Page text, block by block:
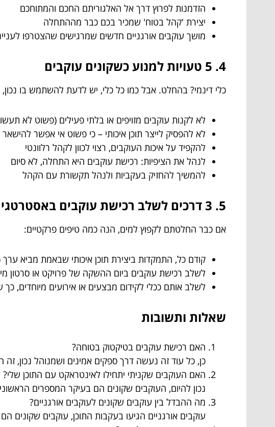
הזדמנות לפרוץ דרך אל האלגוריתם החכם והמתוחכם
יצירת 'קהל בטוח' שמכיר בכם כבר מההתחלה
מושך עוקבים אורגניים חדשים שמרגישים שהצטרפו
4. 5 טעויות למנוע כשקונים עוקבים
כלי דינמי? בהחלט. אבל כמו כל כלי, יש לדעת להשתמש בו
לא לקנות עוקבים מזויפים או בלתי פעילים (פשוט לא
לא להפסיק לייצר תוכן איכותי – כי פשוט אי אפשר
להקפיד על איכות העוקבים, רצוי לכוון לקהל רלוונטי
לנהל את הציפיות: רכישת עוקבים היא התחלה, לא סיום
להמשיך להחזיק בעקביות ולנהל תקשורת עם הקהל
5. 3 דרכים לשלב רכישת עוקבים באסטרטגיה שלכם
אם כבר החלטתם לקפוץ למים, הנה כמה טיפים פרקטיים:
קודם כל, התמקדות ביצירת תוכן איכותי שבאמת מביא ערך
לשלב רכישת עוקבים ביום ההשקה של פרויקט או סרטון
לשלב אותם ככלי לקידום מבצעים או אירועים מיוחדים,
שאלות ותשובות
האם רכישת עוקבים בטיקטוק בטוחה?
כן, כל עוד זה נעשה דרך ספקים אמינים ושמנוהל נכון, זה
האם העוקבים שקניתי יתחילו לאינטראקט עם התוכן שלי?
נכון להיום, העוקבים שקונים הם בעיקר המספרים
מה ההבדל בין עוקבים שקונים לעוקבים אורגניים?
עוקבים אורגניים הגיעו בעקבות התוכן, עוקבים